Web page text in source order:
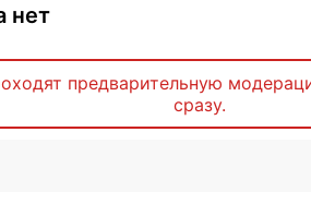
нет
предварительную
сразу.